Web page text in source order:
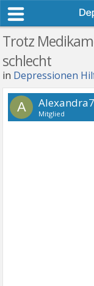
Trotz
schlecht
in Depressionen
A Mitglied